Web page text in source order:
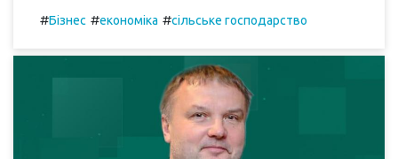
#Бізнес #економіка #сільське господарство